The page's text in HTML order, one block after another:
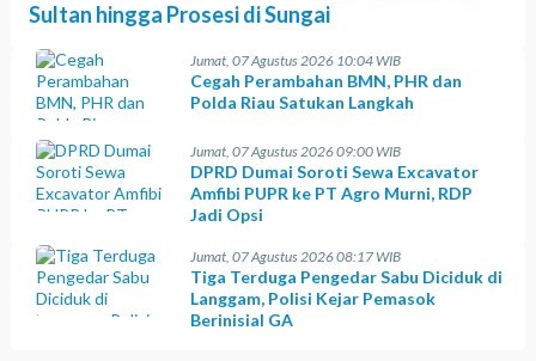
Sultan hingga Prosesi di Sungai
Jumat, 07 Agustus 2026 10:04 WIB
Cegah Perambahan BMN, PHR dan
Polda Riau Satukan Langkah
Jumat, 07 Agustus 2026 09:00 WIB
DPRD Dumai Soroti Sewa Excavator
Amfibi PUPR ke PT Agro Murni, RDP
Jadi Opsi
Jumat, 07 Agustus 2026 08:17 WIB
Tiga Terduga Pengedar Sabu Diciduk di
Langgam, Polisi Kejar Pemasok
Berinisial GA